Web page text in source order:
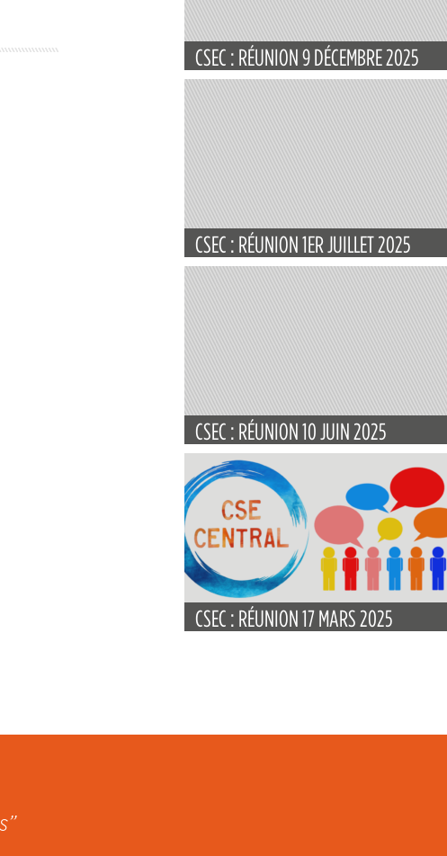
CSEC : RÉUNION 9 DÉCEMBRE 2025
CSEC : RÉUNION 1ER JUILLET 2025
CSEC : RÉUNION 10 JUIN 2025
CSEC : RÉUNION 17 MARS 2025